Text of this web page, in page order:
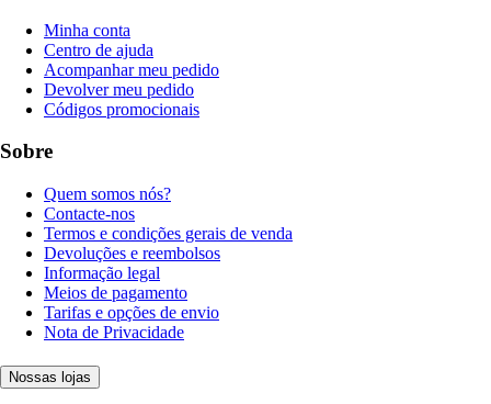
Minha conta
Centro de ajuda
Acompanhar meu pedido
Devolver meu pedido
Códigos promocionais
Sobre
Quem somos nós?
Contacte-nos
Termos e condições gerais de venda
Devoluções e reembolsos
Informação legal
Meios de pagamento
Tarifas e opções de envio
Nota de Privacidade
Nossas lojas